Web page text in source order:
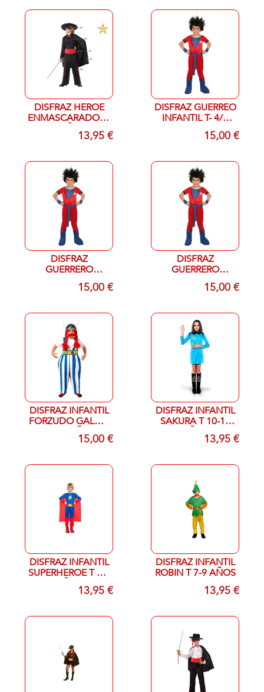
DISFRAZ HEROE
ENMASCARADO 3-
4 AÑOS13,95 €
DISFRAZ GUERREO
INFANTIL T- 4/6
ANOS15,00 €
DISFRAZ
GUERRERO
INFANTIL T- 7/9
ANOS15,00 €
DISFRAZ
GUERRERO
INFANTIL T 10-12
AÑOS15,00 €
DISFRAZ INFANTIL
FORZUDO GALO T
10-12 AÑOS15,00 €
DISFRAZ INFANTIL
SAKURA T 10-12
AÑOS13,95 €
DISFRAZ INFANTIL
SUPERHEROE T 7-9
AÑOS13,95 €
DISFRAZ INFANTIL
ROBIN T 7-9 AÑOS
13,95 €